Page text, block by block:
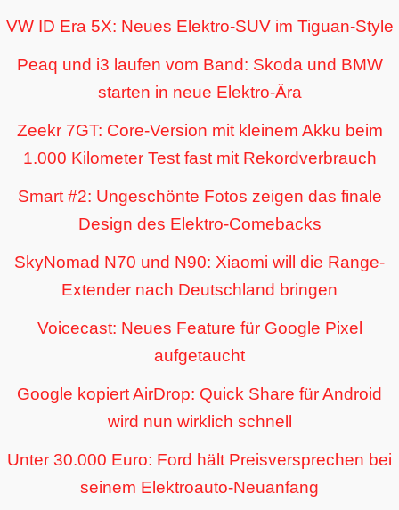
VW ID Era 5X: Neues Elektro-SUV im Tiguan-Style
Peaq und i3 laufen vom Band: Skoda und BMW
starten in neue Elektro-Ära
Zeekr 7GT: Core-Version mit kleinem Akku beim
1.000 Kilometer Test fast mit Rekordverbrauch
Smart #2: Ungeschönte Fotos zeigen das finale
Design des Elektro-Comebacks
SkyNomad N70 und N90: Xiaomi will die Range-
Extender nach Deutschland bringen
Voicecast: Neues Feature für Google Pixel
aufgetaucht
Google kopiert AirDrop: Quick Share für Android
wird nun wirklich schnell
Unter 30.000 Euro: Ford hält Preisversprechen bei
seinem Elektroauto-Neuanfang